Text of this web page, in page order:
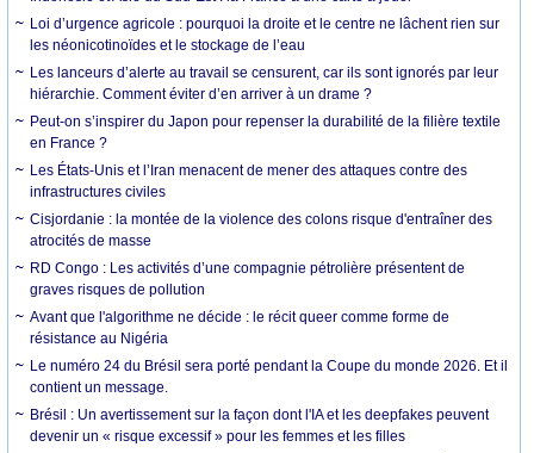
Loi d’urgence agricole : pourquoi la droite et le centre ne lâchent rien sur
les néonicotinoïdes et le stockage de l’eau
Les lanceurs d’alerte au travail se censurent, car ils sont ignorés par leur
hiérarchie. Comment éviter d’en arriver à un drame ?
Peut-on s’inspirer du Japon pour repenser la durabilité de la filière textile
en France ?
Les États-Unis et l’Iran menacent de mener des attaques contre des
infrastructures civiles
Cisjordanie : la montée de la violence des colons risque d'entraîner des
atrocités de masse
RD Congo : Les activités d’une compagnie pétrolière présentent de
graves risques de pollution
Avant que l'algorithme ne décide : le récit queer comme forme de
résistance au Nigéria
Le numéro 24 du Brésil sera porté pendant la Coupe du monde 2026. Et il
contient un message.
Brésil : Un avertissement sur la façon dont l'IA et les deepfakes peuvent
devenir un « risque excessif » pour les femmes et les filles